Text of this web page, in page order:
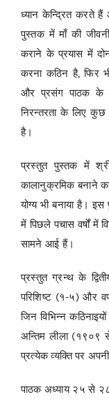
ध्यान केन्द्रित करते हैं
पुस्तक में माँ की
कराने के प्रयास में
करना कठिन है, फिर
और प्रसंग पाठक के
निरन्तरता के लिए कुछ
है।
प्रस्तुत पुस्तक में
कालानुक्रमिक बनाने
योग्य भी बनाया है।
में पिछले पचास वर्षों में
सामने आई हैं।
प्रस्तुत ग्रन्थ के
परिशिष्ट (१-५) और
जिन विभिन्न
अन्तिम लीला (१९०९
प्रत्येक व्यक्ति पर
पाठक अध्याय २५ से